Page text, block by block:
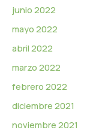
junio 2022
mayo 2022
abril 2022
marzo 2022
febrero 2022
diciembre 2021
noviembre 2021